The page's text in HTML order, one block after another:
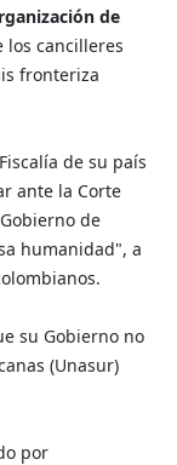
de
los cancilleres
fronteriza
de su país
ante la Corte
de
humanidad", a
su Gobierno no
(Unasur)
por